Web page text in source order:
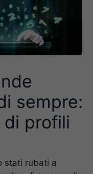
sempre:
di profili
stati rubati a